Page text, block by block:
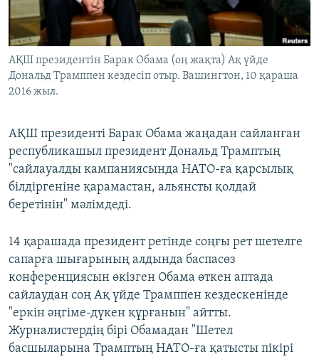
ЖАЗЫЛЫҢЫЗ
Басқа тілдерде
АҚШ президентін Барак Обама (оң жақта) Ақ үйде
Дональд Трамппен кездесіп отыр. Вашингтон, 10 қараша
2016 жыл.
АҚШ президенті Барак Обама жаңадан сайланған
республикашыл президент Дональд Трамптың
"сайлауалды кампаниясында НАТО-ға қарсылық
білдіргеніне қарамастан, альянсты қолдай
беретінін" мәлімдеді.
14 қарашада президент ретінде соңғы рет шетелге
сапарға шығарының алдында баспасөз
конференциясын өкізген Обама өткен аптада
сайлаудан соң Ақ үйде Трамппен кездескенінде
"еркін әңгіме-дүкен құрғанын" айтты.
Журналистердің бірі Обамадан "Шетел
басшыларына Трамптың НАТО-ға қатысты пікірі